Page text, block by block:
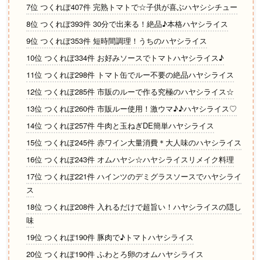
7位 つくれぽ407件 完熟トマトで☆子供が喜ぶハヤシシチュー
8位 つくれぽ393件 30分で出来る！絶品♪本格ハヤシライス
9位 つくれぽ353件 短時間調理！うちのハヤシライス
10位 つくれぽ334件 お好みソースでトマトハヤシライス♪
11位 つくれぽ298件 トマト缶でルー不要の絶品ハヤシライス
12位 つくれぽ285件 市販のルーで作る究極のハヤシライス☆
13位 つくれぽ260件 市販ルー使用！激ウマ♪♪ハヤシライス♡
14位 つくれぽ257件 牛肉と玉ねぎDE簡単ハヤシライス
15位 つくれぽ245件 赤ワイン大量消費＊大人味のハヤシライス
16位 つくれぽ243件 オムハヤシ☆ハヤシライスリメイク料理
17位 つくれぽ221件 ハインツのデミグラスソースでハヤシライ
ス
18位 つくれぽ208件 入れるだけで超旨い！ハヤシライスの隠し
味
19位 つくれぽ190件 豚肉で♪トマトハヤシライス
20位 つくれぽ190件 ふわとろ卵のオムハヤシライス